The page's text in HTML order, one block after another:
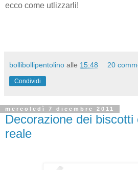
ecco come utlizzarli!
bollibollipentolino alle 15:48 20
Condividi
mercoledì 7 dicembre 2011
Decorazione dei
reale